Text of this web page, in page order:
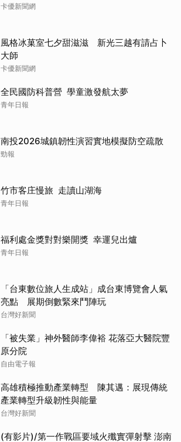
卡優新聞網
風格冰菓室七夕甜滋滋 新光三越有請占卜
大師
卡優新聞網
全民國防科普營 學童激發航太夢
青年日報
南投2026城鎮韌性演習實地模擬防空疏散
勁報
竹市客庄慢旅 走讀山湖海
青年日報
福利處金獎對對樂開獎 幸運兒出爐
青年日報
「台東數位旅人生成站」成台東博覽會人氣
亮點 展期倒數緊來鬥陣玩
台灣好新聞
「被失業」神外醫師李偉裕 花落亞大醫院豐
原分院
自由電子報
高雄積極推動產業轉型 陳其邁：展現傳統
產業轉型升級韌性與能量
台灣好新聞
(有影片)/第一作戰區要域火殲實彈射擊 澎南